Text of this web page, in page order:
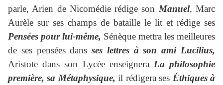
parle, Arien de Nicomédie rédige son Manuel, Marc
Aurèle sur ses champs de bataille le lit et rédige ses
Pensées pour lui-même, Sénèque mettra les meilleures
de ses pensées dansses lettres à son ami Lucilius,
Aristote dans son Lycée enseignera La philosophie
première, sa Métaphysique,il rédigera ses Éthiques à